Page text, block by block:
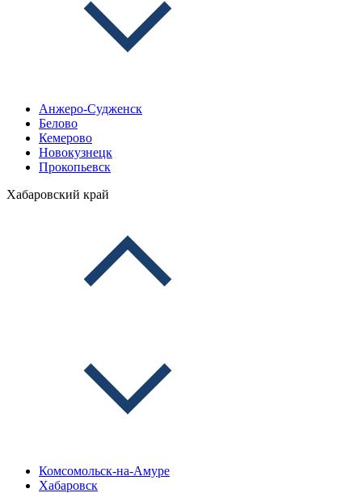
Анжеро-Судженск
Белово
Кемерово
Новокузнецк
Прокопьевск
Хабаровский край
Комсомольск-на-Амуре
Хабаровск